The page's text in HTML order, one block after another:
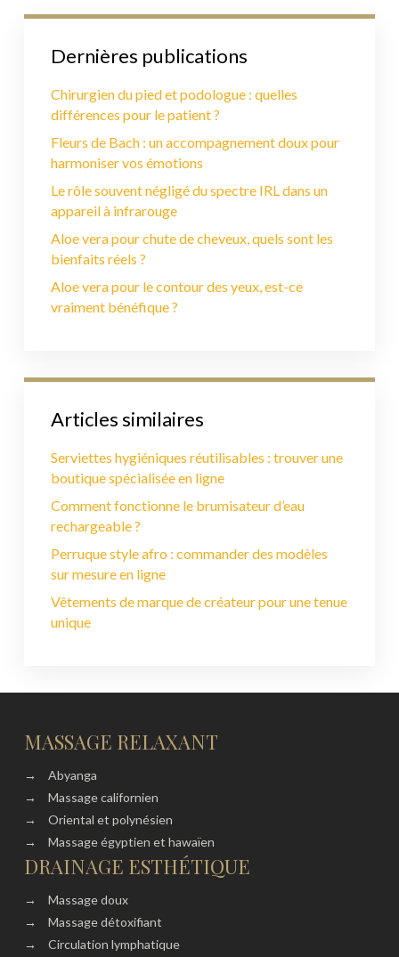
Dernières publications
Chirurgien du pied et podologue : quelles
différences pour le patient ?
Fleurs de Bach : un accompagnement doux pour
harmoniser vos émotions
Le rôle souvent négligé du spectre IRL dans un
appareil à infrarouge
Aloe vera pour chute de cheveux, quels sont les
bienfaits réels ?
Aloe vera pour le contour des yeux, est-ce
vraiment bénéfique ?
Articles similaires
Serviettes hygiéniques réutilisables : trouver une
boutique spécialisée en ligne
Comment fonctionne le brumisateur d’eau
rechargeable ?
Perruque style afro : commander des modèles
sur mesure en ligne
Vêtements de marque de créateur pour une tenue
unique
MASSAGE RELAXANT
→
Abyanga
→
Massage californien
→
Oriental et polynésien
→
Massage égyptien et hawaïen
DRAINAGE ESTHÉTIQUE
→
Massage doux
→
Massage détoxifiant
→
Circulation lymphatique